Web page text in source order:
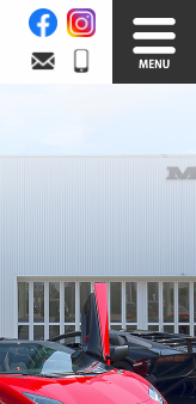
買取無料査定
サービス案内
Company info.
会社案内